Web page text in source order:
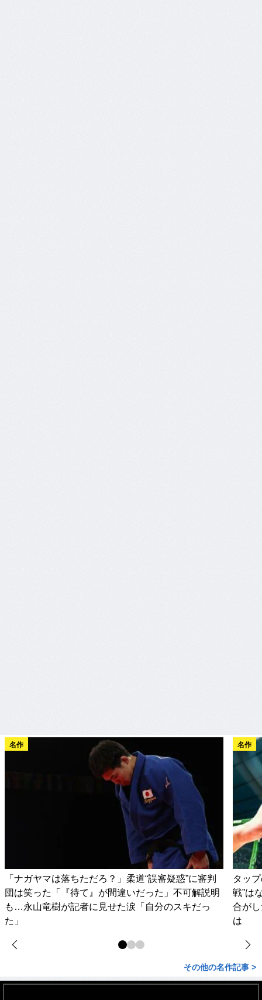
名作
「ナガヤマは落ちただろ？」柔道“誤審疑惑”に審判
団は笑った「『待て』が間違いだった」不可解説明
も…永山竜樹が記者に見せた涙「自分のスキだっ
た」
名作
タッ
戦”は
合が
は
その他の名作記事 >